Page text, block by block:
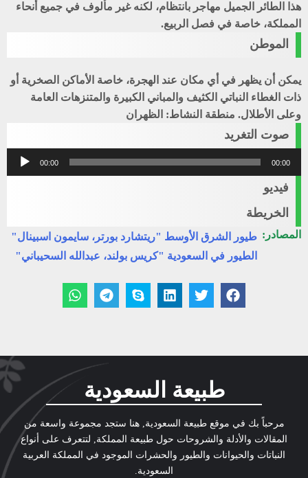
هذا الطائر الجميل مهاجر بانتظام، لكنه غير مألوف في جميع أنحاء
المملكة، خاصة في فصل الربيع.
الموطن
يمكن أن يظهر في أي مكان عند الهجرة، خاصة الأماكن الصخرية أو
ذات الغطاء النباتي الكثيف والمباني الكبيرة والمتنزهات العامة
وعلى الأطلال. منطقة النشاط: الظهران
صوت التغريد
مشغل
الصوت
00:00 00:00
فيديو
الخريطة
المصادر: طيور الشرق الأوسط "ريتشارد بورتر، سايمون اسبينال"
الطيور في السعودية "كريس بولند، عبدالله السحيباني"
طبيعة السعودية
مرحباً بك في موقع طبيعة السعودية, هنا ستجد مجموعة واسعة من
المقالات والأدلة والشروحات حول طبيعة المملكة, لتتعرف على أنواع
النباتات والحيوانات والطيور والحشرات الموجود في المملكة العربية
السعودية.